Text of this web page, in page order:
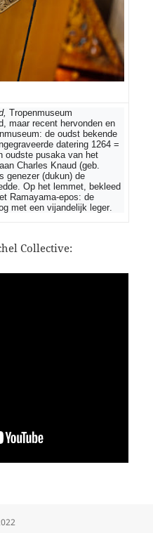
Tropenmuseum
maar recent hervonden en
de oudst bekende
datering 1264 =
oudste pusaka van het
Charles Knaud (geb.
genezer (dukun) de
Op het lemmet, bekleed
Ramayama-epos: de
met een vijandelijk leger.
Collective: